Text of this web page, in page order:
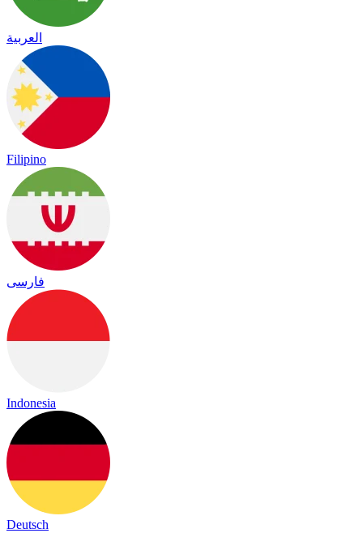
العربية
Filipino
فارسی
Indonesia
Deutsch